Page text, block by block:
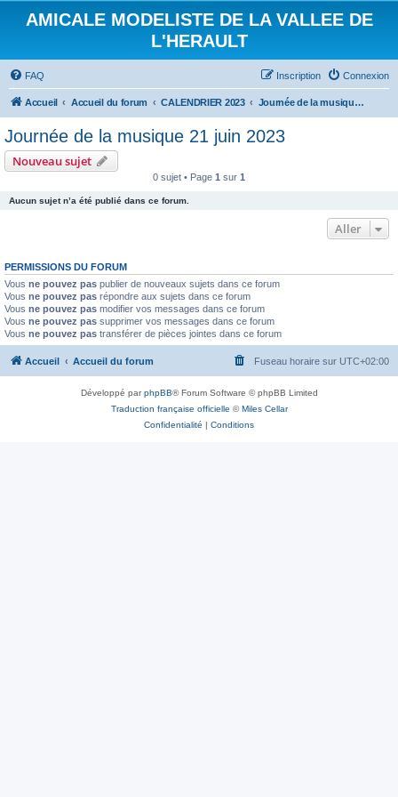
AMICALE MODELISTE DE LA VALLEE DE
L'HERAULT
FAQ Connexion
Inscription
Accueil Accueil du forum CALENDRIER 2023 Journée de la musique 21 juin 2023
Journée de la musique 21 juin 2023
Nouveau sujet
0 sujet • Page 1 sur 1
Aucun sujet n’a été publié dans ce forum.
Aller
PERMISSIONS DU FORUM
Vous ne pouvez pas publier de nouveaux sujets dans ce forum
Vous ne pouvez pas répondre aux sujets dans ce forum
Vous ne pouvez pas modifier vos messages dans ce forum
Vous ne pouvez pas supprimer vos messages dans ce forum
Vous ne pouvez pas transférer de pièces jointes dans ce forum
Accueil Accueil du forum Fuseau horaire sur UTC+02:00
Développé parphpBB® Forum Software © phpBB Limited
Traduction française officielle ©Miles Cellar
Confidentialité | Conditions